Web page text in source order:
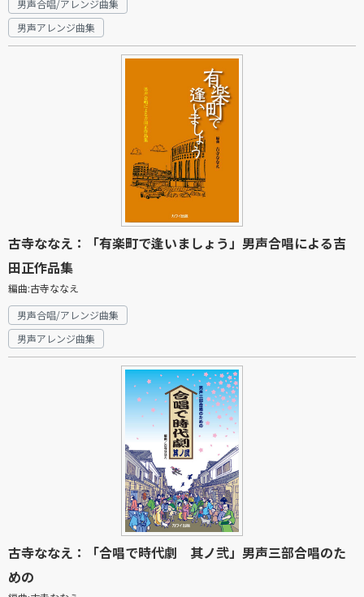
男声合唱/アレンジ曲集
男声アレンジ曲集
古寺ななえ：「有楽町で逢いましょう」男声合唱による吉
田正作品集
編曲:古寺ななえ
男声合唱/アレンジ曲集
男声アレンジ曲集
古寺ななえ：「合唱で時代劇 其ノ弐」男声三部合唱のた
めの